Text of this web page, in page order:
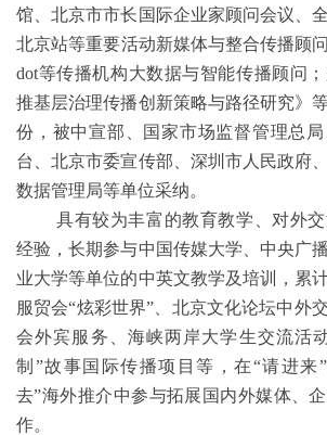
馆、北京市市长国际企业家顾问会议、
北京站等重要活动新媒体与整合传播顾
dot等传播机构大数据与智能传播顾问
推基层治理传播创新策略与路径研究》
份，被中宣部、国家市场监督管理总
台、北京市委宣传部、深圳市人民政府
数据管理局等单位采纳。
具有较为丰富的教育教学、对外
经验，长期参与中国传媒大学、中央广
业大学等单位的中英文教学及培训，累
服贸会“炫彩世界”、北京文化论坛中外
会外宾服务、海峡两岸大学生交流活
制”故事国际传播项目等，在“请进来
去”海外推介中参与拓展国内外媒体、
作。